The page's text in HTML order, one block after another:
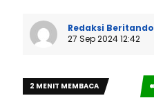
Redaksi Beritando
27 Sep 2024 12:42
2 MENIT MEMBACA